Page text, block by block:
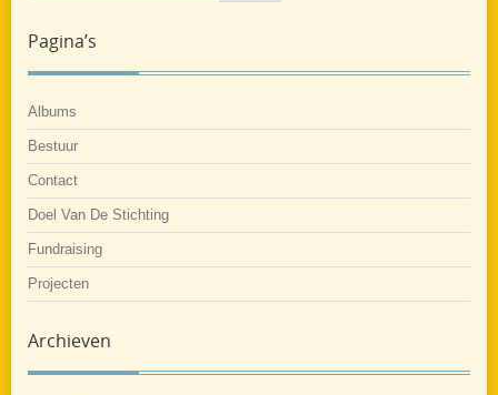
Pagina’s
Albums
Bestuur
Contact
Doel Van De Stichting
Fundraising
Projecten
Archieven